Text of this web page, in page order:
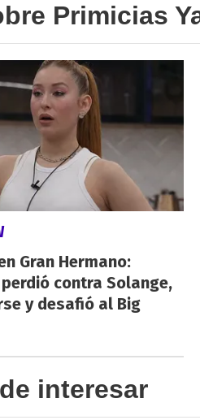
Primicias
Gran Hermano:
contra Solange,
y desafió al Big
interesar